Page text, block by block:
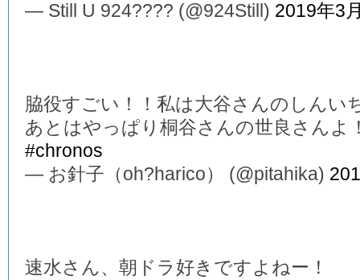
— Still U 924???? (@924Still) 2019年3
脇役すごい！！私は大谷さんのしんい
あとはやっぱり桐谷さんの世良さんよ
#chronos
— お針子（oh?harico） (@pitahika)
速水さん、朝ドラ好きですよねー！